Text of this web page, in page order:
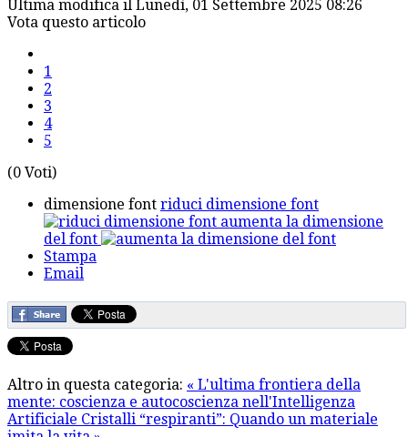
Ultima modifica il Lunedì, 01 Settembre 2025 08:26
Vota questo articolo
1
2
3
4
5
(0 Voti)
dimensione font riduci dimensione font
aumenta la dimensione
del font
Stampa
Email
Altro in questa categoria: « L'ultima frontiera della
mente: coscienza e autocoscienza nell'Intelligenza
Artificiale Cristalli “respiranti”: Quando un materiale